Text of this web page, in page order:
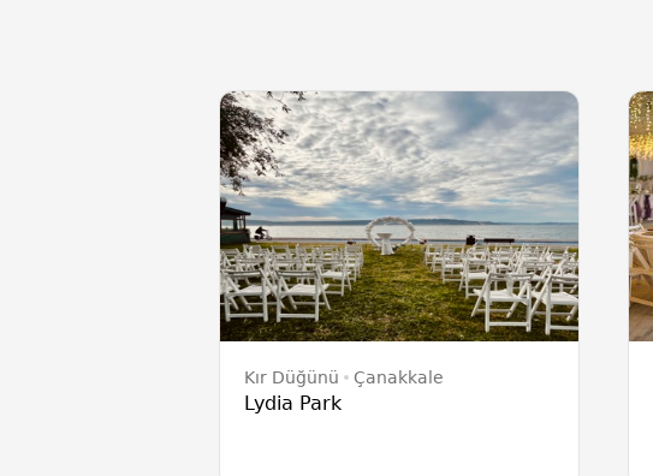
Kır Düğünü Çanakkale
Lydia Park